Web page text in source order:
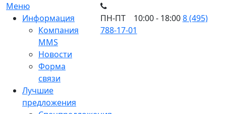
Меню
Информация
Компания
MMS
Новости
Форма
связи
Лучшие
предложения
ПН-ПТ 10:00 - 18:008 (495)
788-17-01